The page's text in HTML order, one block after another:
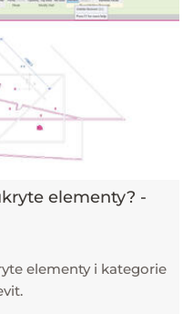
elementy? -
elementy i kategorie